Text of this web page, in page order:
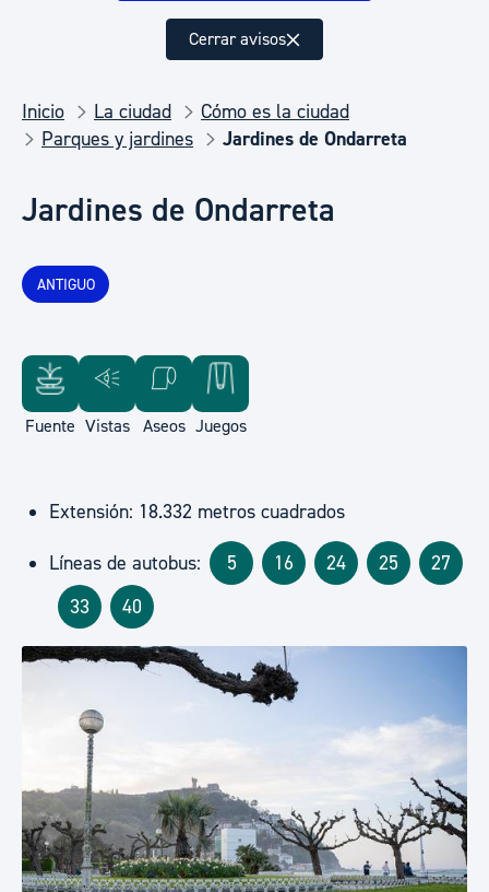
Cerrar avisos
Inicio La ciudad
Cómo es la ciudad
Parques y jardines
Jardines de Ondarreta
Jardines de Ondarreta
ANTIGUO
Fuente Vistas Aseos Juegos
Extensión: 18.332 metros cuadrados
Líneas de autobus: 5 16 24 25
27
33
40